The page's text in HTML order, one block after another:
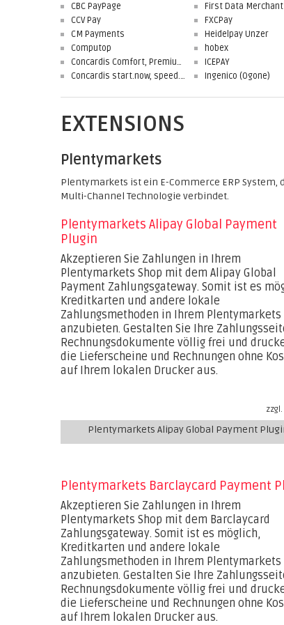
CBC PayPage
CCV Pay
CM Payments
Computop
Concardis Comfort, Premium, Professional
Concardis start.now, speed.up, flex.pro
FXCPay
Heidelpay Unzer
hobex
ICEPAY
Ingenico (Ogone)
EXTENSIONS
Plentymarkets
Plentymarkets ist ein E-Commerce ERP
Multi-Channel Technologie verbindet.
Plentymarkets Alipay Global Payment
Plugin
Akzeptieren Sie Zahlungen in Ihrem
Plentymarkets Shop mit dem Alipay Global
Payment Zahlungsgateway. Somit ist es
Kreditkarten und andere lokale
Zahlungsmethoden in Ihrem Plentymarkets
anzubieten. Gestalten Sie Ihre
Rechnungsdokumente völlig frei und
die Lieferscheine und Rechnungen ohne
auf Ihrem lokalen Drucker aus.
Plentymarkets Alipay Global Payment
Plentymarkets Barclaycard Payment
Akzeptieren Sie Zahlungen in Ihrem
Plentymarkets Shop mit dem Barclaycard
Zahlungsgateway. Somit ist es möglich,
Kreditkarten und andere lokale
Zahlungsmethoden in Ihrem Plentymarkets
anzubieten. Gestalten Sie Ihre
Rechnungsdokumente völlig frei und
die Lieferscheine und Rechnungen ohne
auf Ihrem lokalen Drucker aus.